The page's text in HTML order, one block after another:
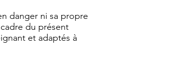
danger ni sa propre
du présent
et adaptés à